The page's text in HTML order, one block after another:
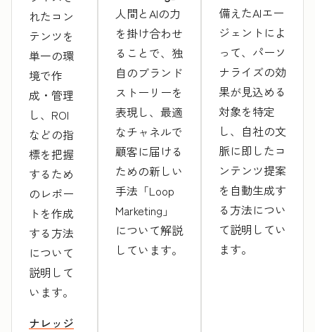
れたコン
テンツを
単一の環
境で作
成・管理
し、ROI
などの指
標を把握
するため
のレポー
トを作成
する方法
について
説明して
います。
ナレッジ
人間とAIの力
を掛け合わせ
ることで、独
自のブランド
ストーリーを
表現し、最適
なチャネルで
顧客に届ける
ための新しい
手法「Loop
Marketing」
について解説
しています。
備えたAIエー
ジェントによ
って、パーソ
ナライズの効
果が見込める
対象を特定
し、自社の文
脈に即したコ
ンテンツ提案
を自動生成す
る方法につい
て説明してい
ます。